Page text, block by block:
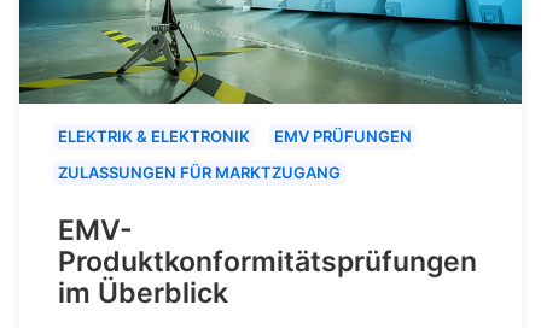
ELEKTRIK & ELEKTRONIK
EMV PRÜFUNGEN
ZULASSUNGEN FÜR MARKTZUGANG
EMV-
Produktkonformitätsprüfungen
im Überblick